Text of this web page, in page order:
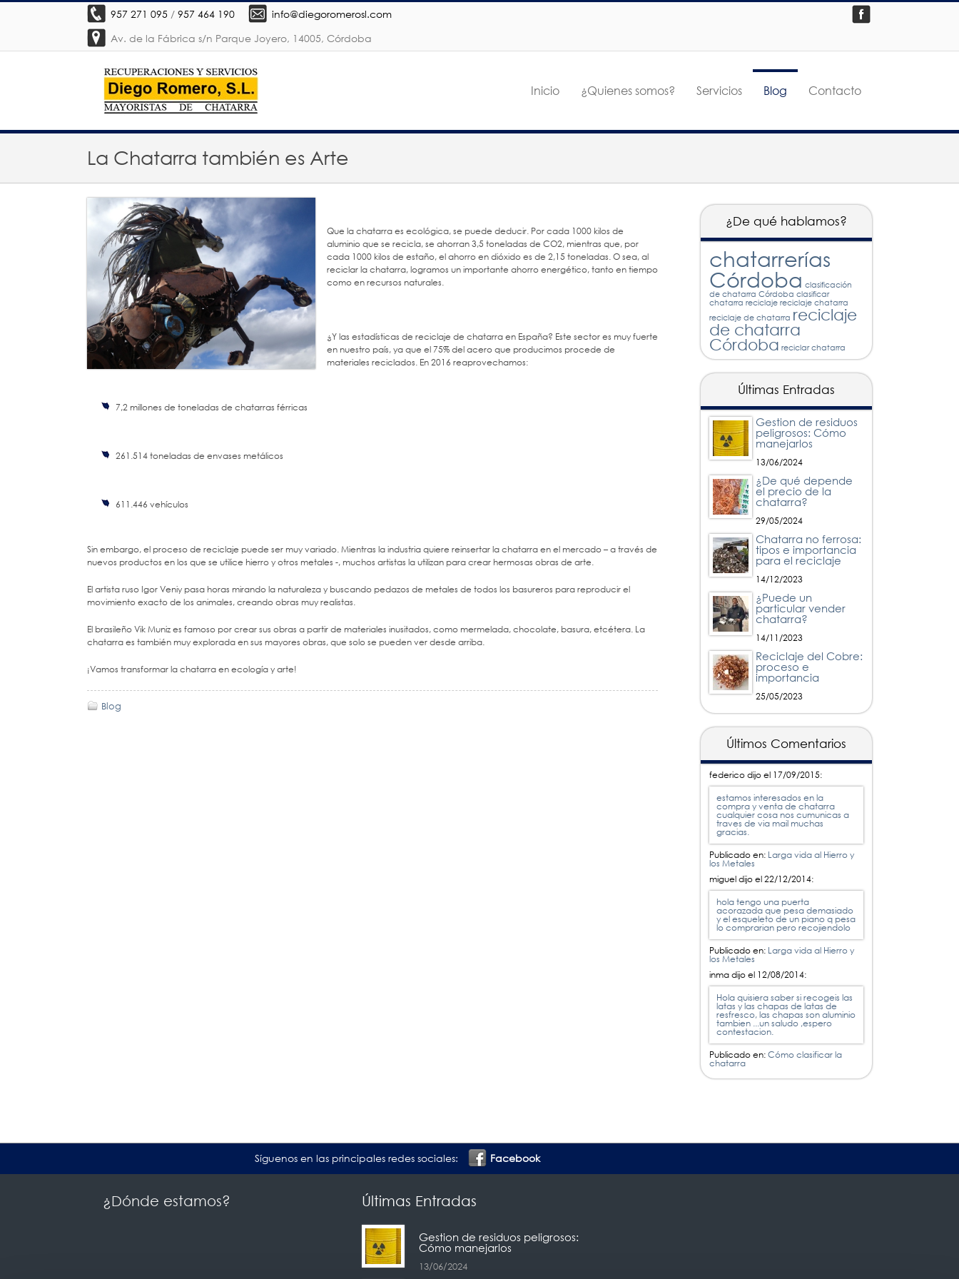
957 271 095 / 957 464 190
info@diegoromerosl.com
Av. de la Fábrica s/n Parque Joyero, 14005, Córdoba
Inicio ¿Quienes somos? Servicios Blog Contacto
La Chatarra también es Arte
Que la chatarra es ecológica, se puede deducir. Por cada 1000 kilos de
aluminio que se recicla, se ahorran 3,5 toneladas de CO2, mientras que, por
cada 1000 kilos de estaño, el ahorro en dióxido es de 2,15 toneladas. O sea, al
reciclar la chatarra, logramos un importante ahorro energético, tanto en tiempo
como en recursos naturales.
¿Y las estadísticas de reciclaje de chatarra en España? Este sector es muy fuerte
en nuestro país, ya que el 75% del acero que producimos procede de
materiales reciclados. En 2016 reaprovechamos:
7,2 millones de toneladas de chatarras férricas
261.514 toneladas de envases metálicos
611.446 vehículos
Sin embargo, el proceso de reciclaje puede ser muy variado. Mientras la industria quiere reinsertar la chatarra en el mercado – a través de
nuevos productos en los que se utilice hierro y otros metales -, muchos artistas la utilizan para crear hermosas obras de arte.
El artista ruso Igor Veniy pasa horas mirando la naturaleza y buscando pedazos de metales de todos los basureros para reproducir el
movimiento exacto de los animales, creando obras muy realistas.
El brasileño Vik Muniz es famoso por crear sus obras a partir de materiales inusitados, como mermelada, chocolate, basura, etcétera. La
chatarra es también muy explorada en sus mayores obras, que solo se pueden ver desde arriba.
¡Vamos transformar la chatarra en ecología y arte!
Blog
¿De qué hablamos?
chatarrerías
Córdoba clasificación
de chatarra Córdoba clasificar
chatarra reciclajereciclaje chatarra
reciclaje de chatarra reciclaje
de chatarra
Córdoba reciclar chatarra
Últimas Entradas
Gestion de residuos
peligrosos: Cómo
manejarlos
13/06/2024
¿De qué depende
el precio de la
chatarra?
29/05/2024
Chatarra no ferrosa:
tipos e importancia
para el reciclaje
14/12/2023
¿Puede un
particular vender
chatarra?
14/11/2023
Reciclaje del Cobre:
proceso e
importancia
25/05/2023
Últimos Comentarios
federico dijo el 17/09/2015:
estamos interesados en la
compra y venta de chatarra
cualquier cosa nos cumunicas a
traves de via mail muchas
gracias.
Publicado en: Larga vida al Hierro y
los Metales
miguel dijo el22/12/2014:
hola tengo una puerta
acorazada que pesa demasiado
y el esqueleto de un piano q pesa
lo comprarian pero recojiendolo
Publicado en: Larga vida al Hierro y
los Metales
inma dijo el 12/08/2014:
Hola quisiera saber si recogeis las
latas y las chapas de latas de
resfresco, las chapas son aluminio
tambien ...un saludo ,espero
contestacion.
Publicado en:Cómo clasificar la
chatarra
Síguenos en las principales redes sociales: Facebook
¿Dónde estamos? Últimas Entradas
Gestion de residuos peligrosos:
Cómo manejarlos
13/06/2024